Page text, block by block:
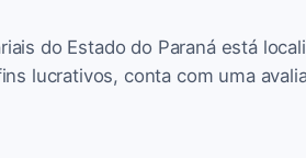
do Estado do Paraná está
lucrativos, conta com uma